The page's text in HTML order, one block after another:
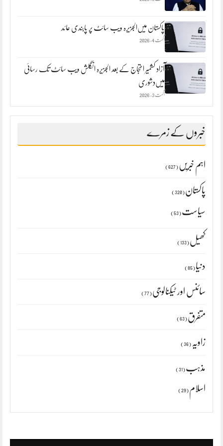
پاکستان میں‌الجزیرہ ویب سائٹ پر پابندی عائد
اگست 4, 2026
آزاد کشمیر احتجاج کے بعد الجزیرہ انگلش ویب سائٹ تک رسائی
میں‌دشوری
اگست 3, 2026
خبروں کے زمرے
اہم خبریں (627)
پاکستان (320)
سیاست (53)
کھیل (133)
دنیا (85)
سائنس اور ٹیکنالوجی (77)
متفرق (63)
زاویہ (36)
مذہب (31)
اسلام (29)